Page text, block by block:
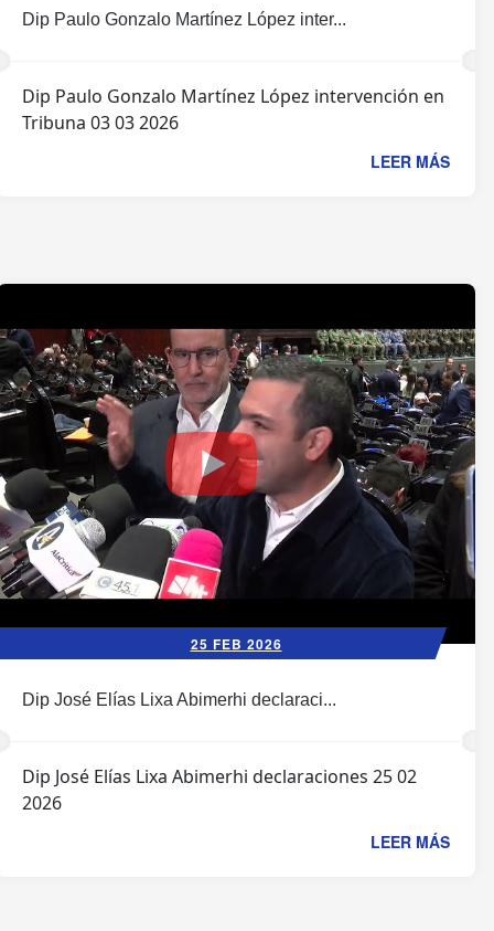
Dip Paulo Gonzalo Martínez López inter...
Dip Paulo Gonzalo Martínez López intervención en
Tribuna 03 03 2026
LEER MÁS
25 FEB 2026
Dip José Elías Lixa Abimerhi declaraci...
Dip José Elías Lixa Abimerhi declaraciones 25 02
2026
LEER MÁS